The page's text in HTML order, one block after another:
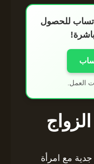
للحصول
العمل.
مع امرأة